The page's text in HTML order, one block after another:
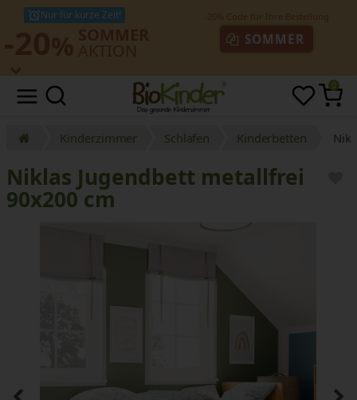
Nur für kurze Zeit!
SOMMER
0
Kinderzimmer Schlafen Kinderbetten
Niklas Jugendbett metallfrei
90x200 cm